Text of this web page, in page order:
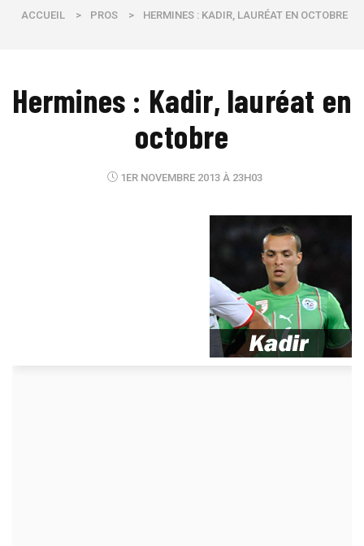
ACCUEIL > PROS > HERMINES : KADIR, LAURÉAT EN OCTOBRE
Hermines : Kadir, lauréat en
octobre
1ER NOVEMBRE 2013 À 23H03